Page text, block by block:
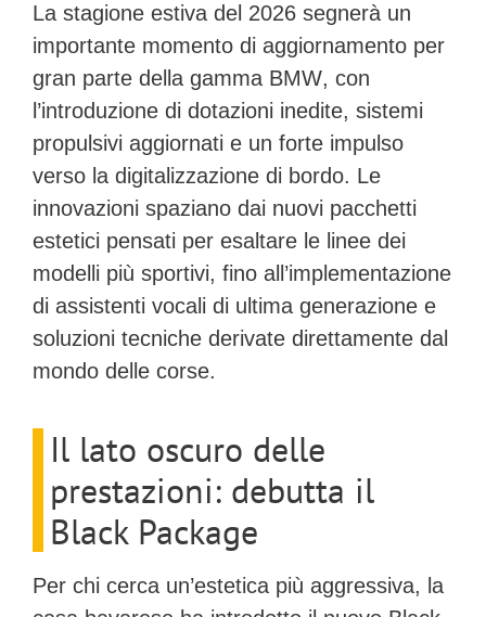
La stagione estiva del 2026 segnerà un
importante momento di aggiornamento per
gran parte della gamma BMW, con
l’introduzione di dotazioni inedite, sistemi
propulsivi aggiornati e un forte impulso
verso la digitalizzazione di bordo. Le
innovazioni spaziano dai nuovi pacchetti
estetici pensati per esaltare le linee dei
modelli più sportivi, fino all’implementazione
di assistenti vocali di ultima generazione e
soluzioni tecniche derivate direttamente dal
mondo delle corse.
Il lato oscuro delle
prestazioni: debutta il
Black Package
Per chi cerca un’estetica più aggressiva, la